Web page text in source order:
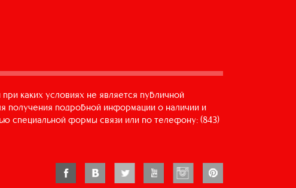
каких условиях не является публичной
получения подробной информации о наличии и
специальной формы связи или по телефону: (843)